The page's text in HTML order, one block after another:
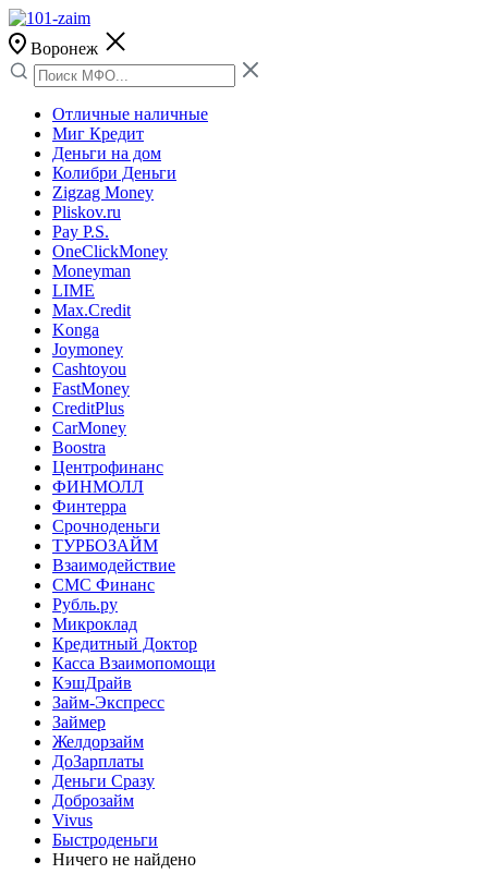
Воронеж
Отличные наличные
Миг Кредит
Деньги на дом
Колибри Деньги
Zigzag Money
Pliskov.ru
Pay P.S.
OneClickMoney
Moneyman
LIME
Max.Credit
Konga
Joymoney
Cashtoyou
FastMoney
CreditPlus
CarMoney
Boostra
Центрофинанс
ФИНМОЛЛ
Финтерра
Срочноденьги
ТУРБОЗАЙМ
Взаимодействие
СМС Финанс
Рубль.ру
Микроклад
Кредитный Доктор
Касса Взаимопомощи
КэшДрайв
Займ-Экспресс
Займер
Желдорзайм
ДоЗарплаты
Деньги Сразу
Доброзайм
Vivus
Быстроденьги
Ничего не найдено